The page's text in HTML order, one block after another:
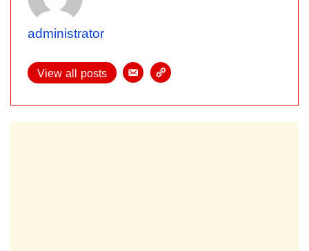
administrator
View all posts